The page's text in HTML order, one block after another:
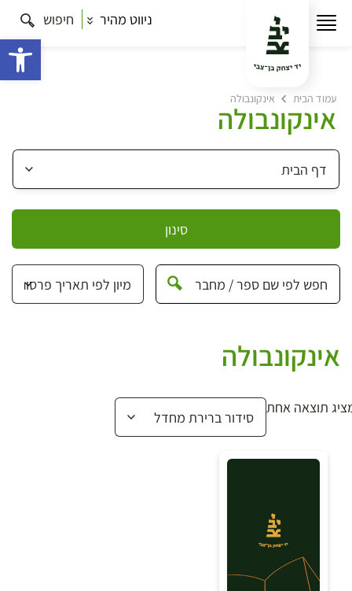
ניווט מהיר חיפוש
עמוד הבית אינקונבולה
אינקונבולה
סינון
אינקונבולה
תוצאה אחת